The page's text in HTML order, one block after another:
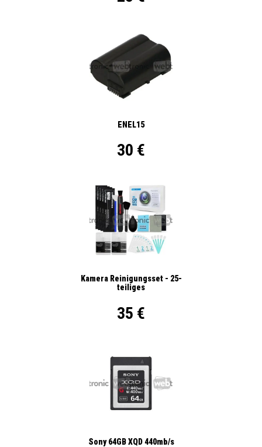
ENEL15
30 €
Kamera Reinigungsset - 25-
teiliges
35 €
Sony 64GB XQD 440mb/s